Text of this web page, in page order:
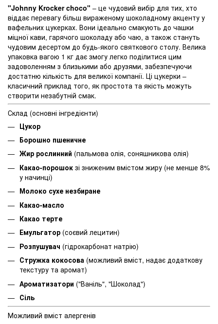
"Johnny Krocker choco" – це чудовий вибір для тих, хто
віддає перевагу більш вираженому шоколадному акценту у
вафельних цукерках. Вони ідеально смакують до чашки
міцної кави, гарячого шоколаду або чаю, а також стануть
чудовим десертом до будь-якого святкового столу. Велика
упаковка вагою 1 кг дає змогу легко поділитися цим
задоволенням з близькими або друзями, забезпечуючи
достатню кількість для великої компанії. Ці цукерки –
класичний приклад того, як простота та якість можуть
створити незабутній смак.
Склад (основні інгредієнти)
Цукор
Борошно пшеничне
Жир рослинний (пальмова олія, соняшникова олія)
Какао-порошок зі зниженим вмістом жиру (не менше 8%
у начинці)
Молоко сухе незбиране
Какао-масло
Какао терте
Емульгатор (соєвий лецитин)
Розпушувач (гідрокарбонат натрію)
Стружка кокосова (можливий вміст, надає додаткову
текстуру та аромат)
Ароматизатори ("Ваніль", "Шоколад")
Сіль
Можливий вміст алергенів